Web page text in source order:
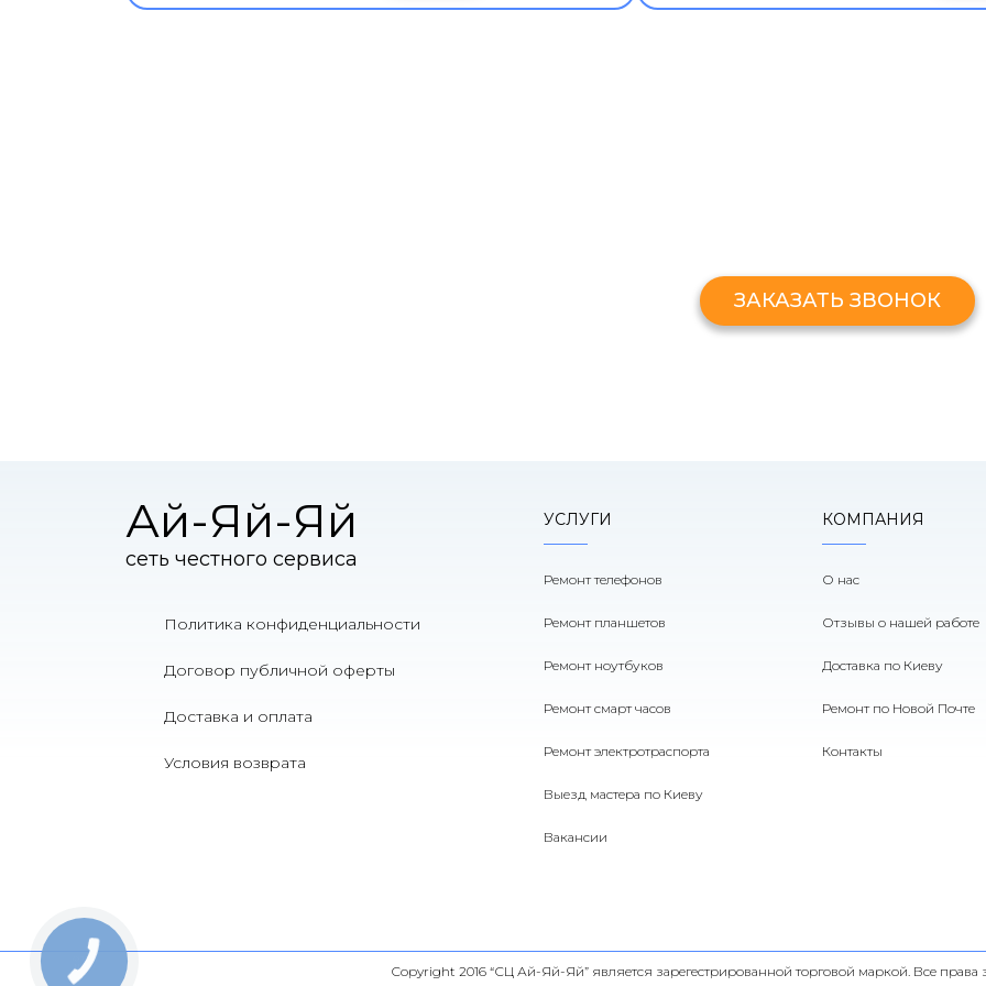
ЗАКАЗАТЬ ЗВОНОК
Ай-Яй-Яй
сеть честного сервиса
Политика конфиденциальности
Договор публичной оферты
Доставка и оплата
Условия возврата
УСЛУГИ
Ремонт телефонов
Ремонт планшетов
Ремонт ноутбуков
Ремонт смарт часов
Ремонт электротраспорта
Выезд мастера по Киеву
Вакансии
КОМПАНИЯ
О нас
Отзывы о нашей работе
Доставка по Киеву
Ремонт по Новой Почте
Контакты
Copyright 2016 “СЦ Ай-Яй-Яй” является зарегестрированной торговой маркой. Все